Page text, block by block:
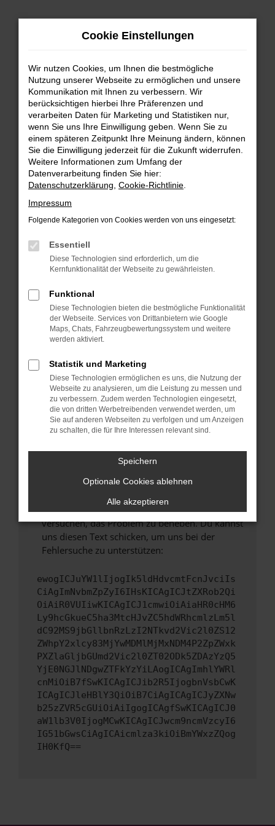
Zum
FEHLER: NETWORK ERROR
Beim Laden ist ein Fehler aufgetreten.
Hier sind ein paar Tipps, die dir helfen können:
Überprüfe deine Firewall und deine
Internetverbindung.
Laden andere Webseiten, zum Beispiel deine
Manche Erweiterungen, wie Werbeblocker,
verhindern. Funktioniert die Seite in einem
anderen Browser oder in einem privaten
Fenster?
Starte dein Gerät neu.
Probleme zu beheben.
Stelle sicher, dass dein Browser und dein
Betriebssystem auf dem neuesten Stand
sind.
Veraltete Software birgt nicht nur ein
Sicherheitsrisiko, sondern kann auch dazu
führen, dass bestimmte Funktionen nicht mehr
unterstützt werden.
Wende dich an den Webseitenbetreiber.
Wenn du alle oben genannten Schritte versucht
hast, kontaktiere uns bitte. Wir werden
versuchen, das Problem zu beheben. Du kannst
uns diesen Text schicken, um uns bei der
Fehlersuche zu unterstützen:
ewogICJuYW1lIjogIk5ldHdvcmtFcnJvciIs
CiAgImNvbmZpZyI6IHsKICAgICJtZXRob2Qi
OiAiR0VUIiwKICAgICJ1cmwiOiAiaHR0cHM6
Ly9hcGkueC5ha3MtcHJvZC5hdWRhcmlzLm5l
dC92MS9jbGllbnRzLzI2NTkvd2Vic2l0ZS12
ZWhpY2xlcy83MjYwMDMlMjMxNDM4P2ZpZWxk
PXZlaGljbGUmd2Vic2l0ZT02ODk5ZDAzYzQ5
YjE0NGJlNDgwZTFkYzYiLAogICAgImhlYWRl
cnMiOiB7fSwKICAgICJib2R5IjogbnVsbCwK
ICAgICJleHBlY3QiOiB7CiAgICAgICJyZXNw
b25zZVR5cGUiOiAiIgogICAgfSwKICAgICJ0
aW1lb3V0IjogMCwKICAgICJwcm9ncmVzcyI6
IG51bGwsCiAgICAicmlza3kiOiBmYWxzZQog
IH0KfQ==
Cookie Einstellungen
Wir nutzen Cookies, um Ihnen die bestmögliche
Nutzung unserer Webseite zu ermöglichen und unsere
Kommunikation mit Ihnen zu verbessern. Wir
berücksichtigen hierbei Ihre Präferenzen und
verarbeiten Daten für Marketing und Statistiken nur,
wenn Sie uns Ihre Einwilligung geben. Wenn Sie zu
einem späteren Zeitpunkt Ihre Meinung ändern, können
Sie die Einwilligung jederzeit für die Zukunft widerrufen.
Weitere Informationen zum Umfang der
Datenverarbeitung finden Sie hier:
Datenschutzerklärung Cookie-Richtlinie
Impressum
Folgende Kategorien von Cookies werden von uns eingesetzt:
Essentiell
Diese Technologien sind erforderlich, um die
Kernfunktionalität der Webseite zu gewährleisten.
Funktional
Diese Technologien bieten die bestmögliche Funktionalität
der Webseite. Services von Drittanbietern wie Google
Maps, Chats, Fahrzeugbewertungssystem und weitere
werden aktiviert.
Statistik und Marketing
Diese Technologien ermöglichen es uns, die Nutzung der
Webseite zu analysieren, um die Leistung zu messen und
zu verbessern. Zudem werden Technologien eingesetzt,
die von dritten Werbetreibenden verwendet werden, um
Sie auf anderen Webseiten zu verfolgen und um Anzeigen
zu schalten, die für Ihre Interessen relevant sind.
Speichern
Optionale Cookies ablehnen
Alle akzeptieren